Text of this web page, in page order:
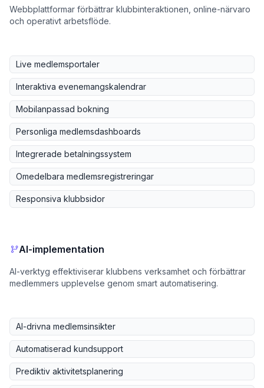
Webbplattformar förbättrar klubbinteraktionen, online-närvaro
och operativt arbetsflöde.
Live medlemsportaler
Interaktiva evenemangskalendrar
Mobilanpassad bokning
Personliga medlemsdashboards
Integrerade betalningssystem
Omedelbara medlemsregistreringar
Responsiva klubbsidor
AI-implementation
AI-verktyg effektiviserar klubbens verksamhet och förbättrar
medlemmers upplevelse genom smart automatisering.
AI-drivna medlemsinsikter
Automatiserad kundsupport
Prediktiv aktivitetsplanering